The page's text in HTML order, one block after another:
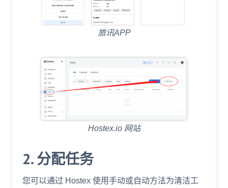
旅讯APP
Hostex.io 网站
2. 分配任务
您可以通过 Hostex 使用手动或自动方法为清洁工